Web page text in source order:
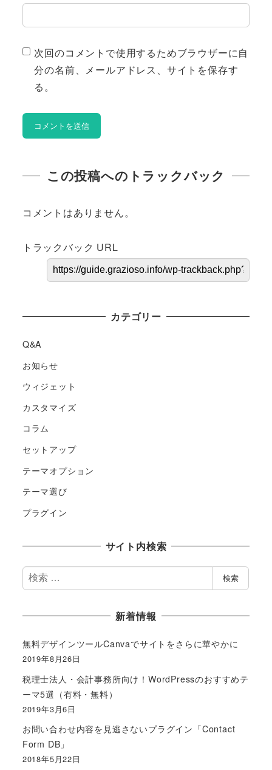
次回のコメントで使用するためブラウザーに自
分の名前、メールアドレス、サイトを保存す
る。
この投稿へのトラックバック
コメントはありません。
トラックバック URL
カテゴリー
Q&A
お知らせ
ウィジェット
カスタマイズ
コラム
セットアップ
テーマオプション
テーマ選び
プラグイン
サイト内検索
検
索
検索
新着情報
無料デザインツールCanvaでサイトをさらに華やかに
2019年8月26日
税理士法人・会計事務所向け！WordPressのおすすめテ
ーマ5選（有料・無料）
2019年3月6日
お問い合わせ内容を見逃さないプラグイン「Contact
Form DB」
2018年5月22日